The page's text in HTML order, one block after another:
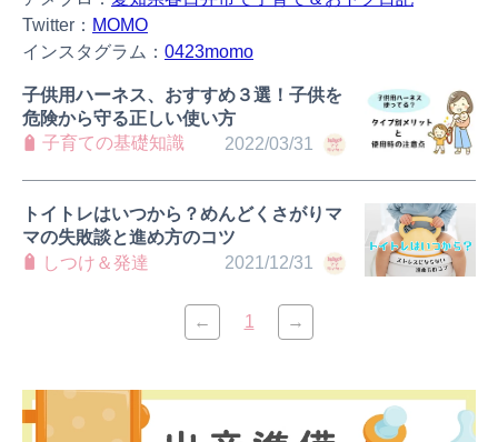
Twitter： MOMO
インスタグラム： 0423momo
2022/03/31
子供用ハーネス、おすすめ３選！子供を
危険から守る正しい使い方
子育ての基礎知識
2021/12/31
トイトレはいつから？めんどくさがりマ
マの失敗談と進め方のコツ
しつけ＆発達
← 1 →